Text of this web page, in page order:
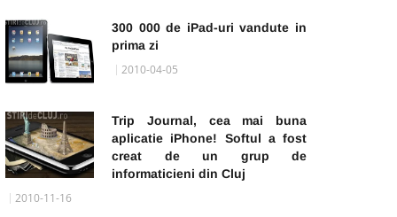
300 000 de iPad-uri vandute in
prima zi
2010-04-05
Trip Journal, cea mai buna
aplicatie iPhone! Softul a fost
creat de un grup de
informaticieni din Cluj
2010-11-16